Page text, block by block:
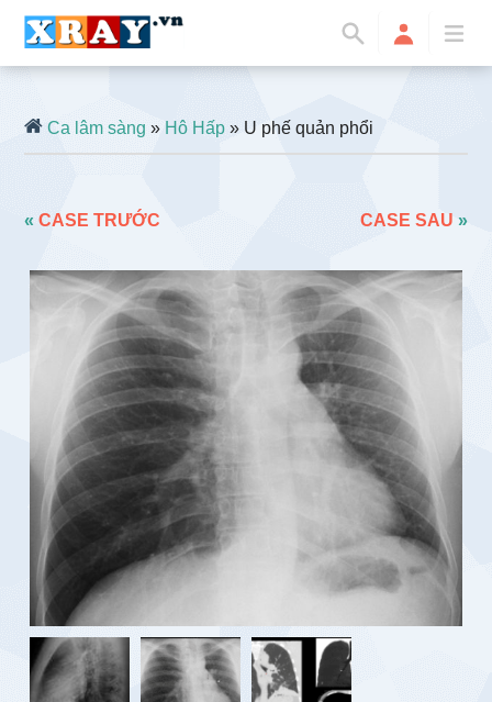
Ca lâm sàng » Hô Hấp » U phế quản phổi
«CASE TRƯỚC CASE SAU »